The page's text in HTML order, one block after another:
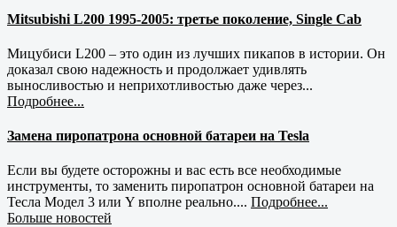
Mitsubishi L200 1995-2005: третье поколение, Single Cab
Мицубиси L200 – это один из лучших пикапов в истории. Он
доказал свою надежность и продолжает удивлять
выносливостью и неприхотливостью даже через...
Подробнее...
Замена пиропатрона основной батареи на Tesla
Если вы будете осторожны и вас есть все необходимые
инструменты, то заменить пиропатрон основной батареи на
Тесла Модел 3 или Y вполне реально.... Подробнее...
Больше новостей